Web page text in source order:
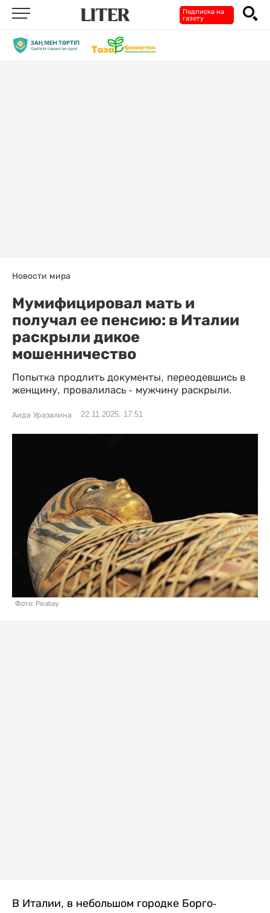
Подписка на
газету
Новости мира
Мумифицировал мать и
получал ее пенсию: в Италии
раскрыли дикое
мошенничество
Попытка продлить документы, переодевшись в
женщину, провалилась - мужчину раскрыли.
Аида Уразалина 22.11.2025, 17:51
Фото: Pixabay
В Италии, в небольшом городке Борго-